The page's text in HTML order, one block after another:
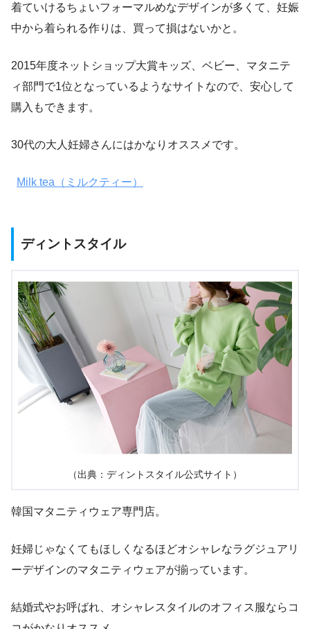
着ていけるちょいフォーマルめなデザインが多くて、妊娠
中から着られる作りは、買って損はないかと。
2015年度ネットショップ大賞キッズ、ベビー、マタニテ
ィ部門で1位となっているようなサイトなので、安心して
購入もできます。
30代の大人妊婦さんにはかなりオススメです。
Milk tea（ミルクティー）
ディントスタイル
（出典：ディントスタイル公式サイト）
韓国マタニティウェア専門店。
妊婦じゃなくてもほしくなるほどオシャレなラグジュアリ
ーデザインのマタニティウェアが揃っています。
結婚式やお呼ばれ、オシャレスタイルのオフィス服ならコ